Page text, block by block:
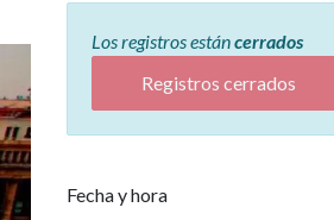
Los registros estáncerrados
Registros cerrados
Fecha y hora